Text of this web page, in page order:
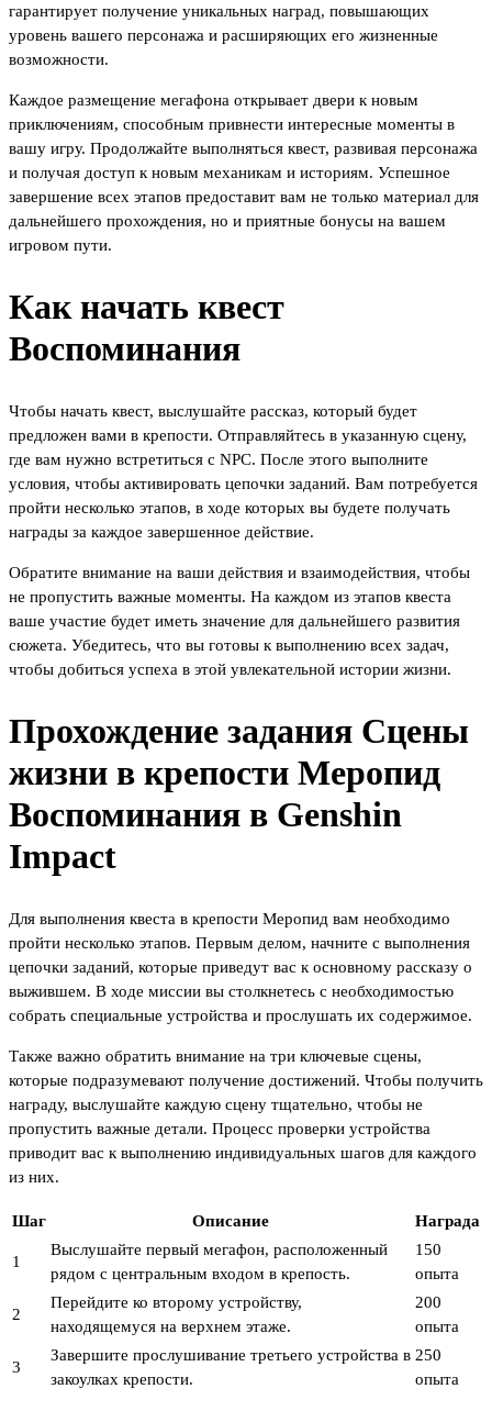
гарантирует получение уникальных наград, повышающих
уровень вашего персонажа и расширяющих его жизненные
возможности.
Каждое размещение мегафона открывает двери к новым
приключениям, способным привнести интересные моменты в
вашу игру. Продолжайте выполняться квест, развивая персонажа
и получая доступ к новым механикам и историям. Успешное
завершение всех этапов предоставит вам не только материал для
дальнейшего прохождения, но и приятные бонусы на вашем
игровом пути.
Как начать квест
Воспоминания
Чтобы начать квест, выслушайте рассказ, который будет
предложен вами в крепости. Отправляйтесь в указанную сцену,
где вам нужно встретиться с NPC. После этого выполните
условия, чтобы активировать цепочки заданий. Вам потребуется
пройти несколько этапов, в ходе которых вы будете получать
награды за каждое завершенное действие.
Обратите внимание на ваши действия и взаимодействия, чтобы
не пропустить важные моменты. На каждом из этапов квеста
ваше участие будет иметь значение для дальнейшего развития
сюжета. Убедитесь, что вы готовы к выполнению всех задач,
чтобы добиться успеха в этой увлекательной истории жизни.
Прохождение задания Сцены
жизни в крепости Меропид
Воспоминания в Genshin
Impact
Для выполнения квеста в крепости Меропид вам необходимо
пройти несколько этапов. Первым делом, начните с выполнения
цепочки заданий, которые приведут вас к основному рассказу о
выжившем. В ходе миссии вы столкнетесь с необходимостью
собрать специальные устройства и прослушать их содержимое.
Также важно обратить внимание на три ключевые сцены,
которые подразумевают получение достижений. Чтобы получить
награду, выслушайте каждую сцену тщательно, чтобы не
пропустить важные детали. Процесс проверки устройства
приводит вас к выполнению индивидуальных шагов для каждого
из них.
Шаг Описание Награда
1
Выслушайте первый мегафон, расположенный
рядом с центральным входом в крепость.
150
опыта
2
Перейдите ко второму устройству,
находящемуся на верхнем этаже.
200
опыта
3
Завершите прослушивание третьего устройства в
закоулках крепости.
250
опыта